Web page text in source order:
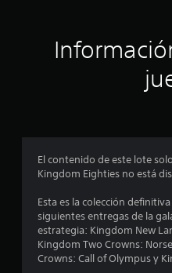
El contenido de este lote
Kingdom Eighties no está
Esta es la colección
siguientes entregas de la
estrategia: Kingdom New
Kingdom Two Crowns:
Crowns: Call of Olympus y